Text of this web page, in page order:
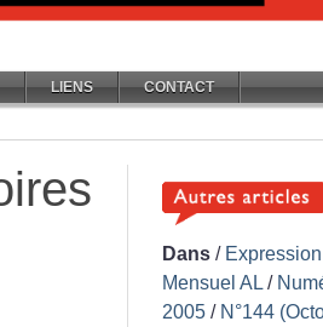
LIENS CONTACT
Dans / Expression
Mensuel AL /
2005 / N°144